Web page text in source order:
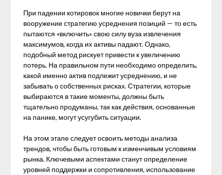
При падении котировок многие новички берут на
вооружение стратегию усреднения позиций — то есть
пытаются «включить» свою силу вуза извлечения
максимумов, когда их активы падают. Однако,
подобный метод рискует привести к увеличению
потерь. На правильном пути необходимо определить,
какой именно актив подлежит усреднению, и не
забывать о собственных рисках. Стратегии, которые
выбираются в такие моменты, должны быть
тщательно продуманы, так как действия, основанные
на панике, могут усугубить ситуации.
На этом этапе следует освоить методы анализа
трендов, чтобы быть готовым к изменчивым условиям
рынка. Ключевыми аспектами станут определение
уровней поддержки и сопротивления, использование